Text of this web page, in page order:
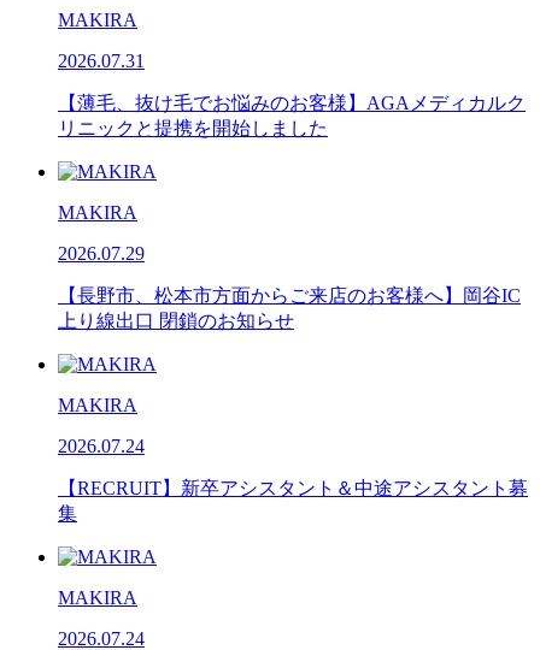
MAKIRA
2026.07.31
【薄毛、抜け毛でお悩みのお客様】AGAメディカルク
リニックと提携を開始しました
MAKIRA
2026.07.29
【長野市、松本市方面からご来店のお客様へ】岡谷IC
上り線出口 閉鎖のお知らせ
MAKIRA
2026.07.24
【RECRUIT】新卒アシスタント＆中途アシスタント募
集
MAKIRA
2026.07.24